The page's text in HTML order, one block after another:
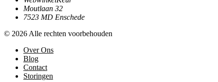
Moutlaan 32
7523 MD Enschede
© 2026 Alle rechten voorbehouden
Over Ons
Blog
Contact
Storingen